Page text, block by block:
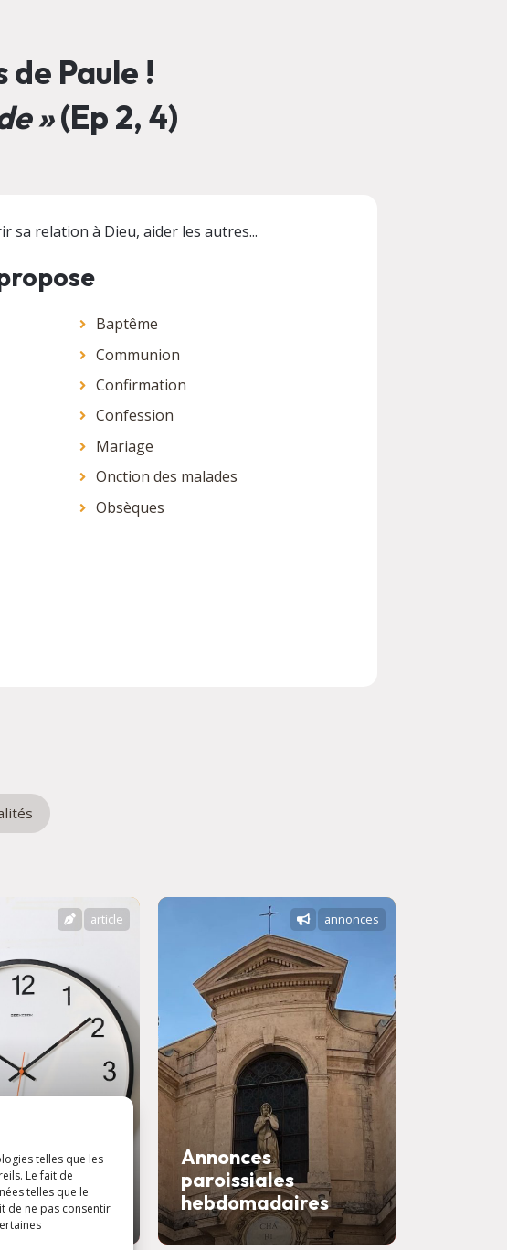
telles que les
Le fait de
telles que le
de ne pas consentir
Paule !
»(Ep 2, 4)
relation à Dieu, aider les autres...
Baptême
Communion
Confirmation
Confession
Mariage
Onction des malades
Obsèques
d'été
article
Annonces
paroissiales
hebdomadaires
annonces